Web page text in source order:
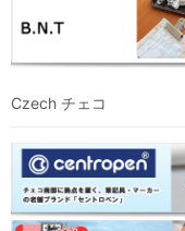
Czech チェコ